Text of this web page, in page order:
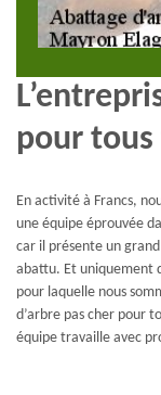
pour tous
En activité à Francs,
une équipe éprouvée
car il présente un
abattu. Et uniquement
pour laquelle nous
d’arbre pas cher pour
équipe travaille avec